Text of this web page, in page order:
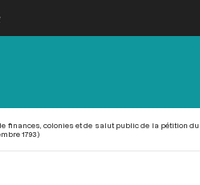
finances, colonies et de salut public de la pétition
1793)